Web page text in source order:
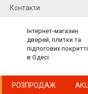
Контакти
Інтернет-магазин
дверей, плитки та
підлогових
в Одесі
РОЗПРОДАЖ